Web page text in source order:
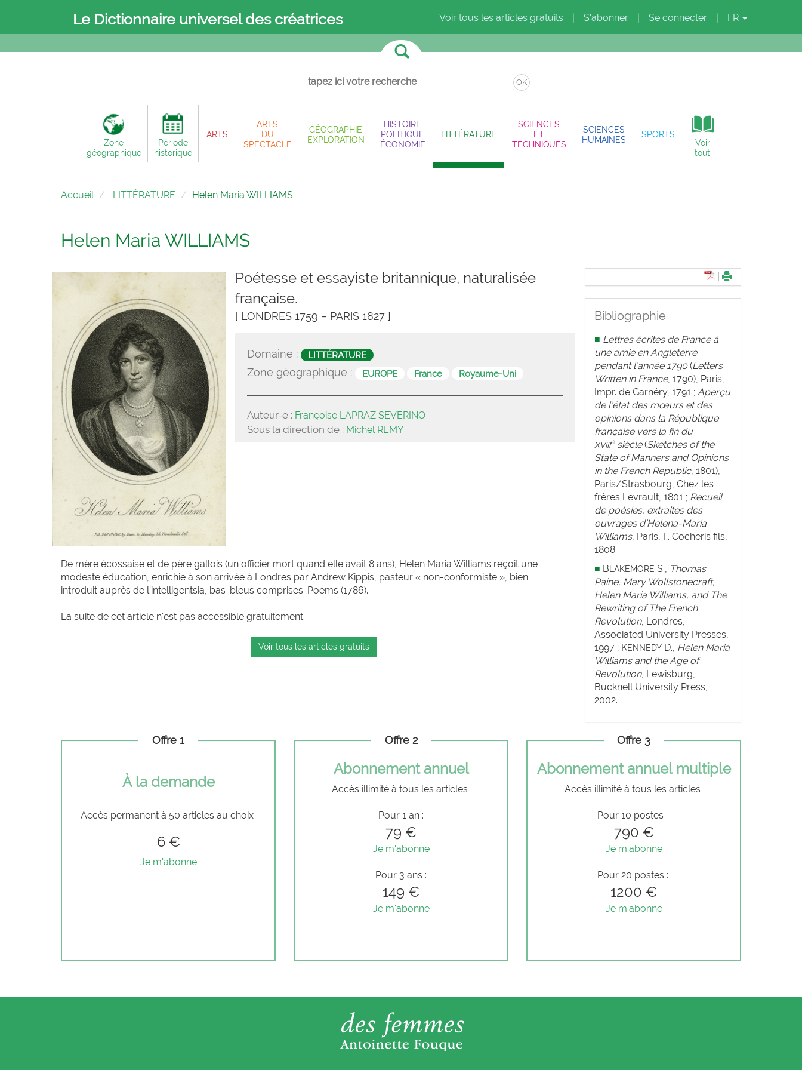
Le Dictionnaire universel des créatrices Voir tous les articles gratuits S'abonner Se connecter FR
OK
Zone
géographique
Période
historique
ARTS
ARTS
DU
SPECTACLE
GÉOGRAPHIE
EXPLORATION
HISTOIRE
POLITIQUE
ÉCONOMIE
LITTÉRATURE
SCIENCES
ET
TECHNIQUES
SCIENCES
HUMAINES
SPORTS
Voir
tout
Accueil LITTÉRATURE Helen Maria WILLIAMS
Helen Maria WILLIAMS
Poétesse et essayiste britannique, naturalisée
française.
[ LONDRES 1759 – PARIS 1827 ]
Domaine : LITTÉRATURE
Zone géographique : EUROPE France Royaume-Uni
Auteur-e : Françoise LAPRAZ SEVERINO
Sous la direction de : Michel REMY
De mère écossaise et de père gallois (un officier mort quand elle avait 8 ans), Helen Maria Williams reçoit une
modeste éducation, enrichie à son arrivée à Londres par Andrew Kippis, pasteur « non-conformiste », bien
introduit auprès de l’intelligentsia, bas-bleus comprises. Poems (1786)...
La suite de cet article n'est pas accessible gratuitement.
Voir tous les articles gratuits
Bibliographie
■ Lettres écrites de France à
une amie en Angleterre
pendant l’année 1790(Letters
Written in France, 1790), Paris,
Impr. de Garnéry, 1791 ; Aperçu
de l’état des mœurs et des
opinions dans la République
française vers la fin du
XVIIIesiècle(Sketches of the
State of Manners and Opinions
in the French Republic, 1801),
Paris/Strasbourg, Chez les
frères Levrault, 1801 ; Recueil
de poésies, extraites des
ouvrages d’Helena-Maria
Williams, Paris, F. Cocheris fils,
1808.
■ B LAKEMORE S., Thomas
Paine, Mary Wollstonecraft,
Helen Maria Williams, and The
Rewriting of The French
Revolution, Londres,
Associated University Presses,
1997 ; KENNEDYD., Helen Maria
Williams and the Age of
Revolution, Lewisburg,
Bucknell University Press,
2002.
Offre 1
À la demande
Accès permanent à 50 articles au choix
6 €
Je m'abonne
Offre 2
Abonnement annuel
Accès illimité à tous les articles
Pour 1 an :
79 €
Je m'abonne
Pour 3 ans :
149 €
Je m'abonne
Offre 3
Abonnement annuel multiple
Accès illimité à tous les articles
Pour 10 postes :
790 €
Je m'abonne
Pour 20 postes :
1200 €
Je m'abonne